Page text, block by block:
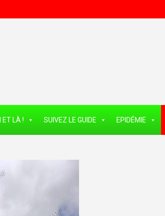
ET LÀ ! SUIVEZ LE GUIDE EPIDÉMIE